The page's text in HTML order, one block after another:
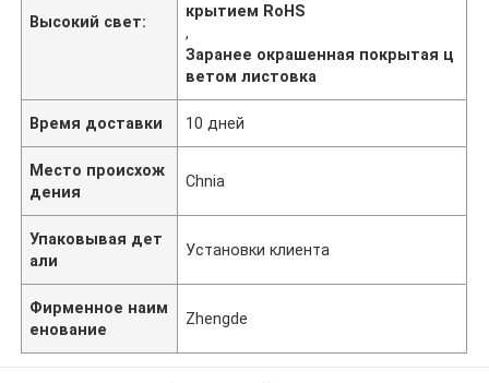
Высокий свет:
крытием RoHS
,
Заранее окрашенная покрытая ц
ветом листовка
Время доставки 10 дней
Место происхож
дения
Chnia
Упаковывая дет
али
Установки клиента
Фирменное наим
енование
Zhengde